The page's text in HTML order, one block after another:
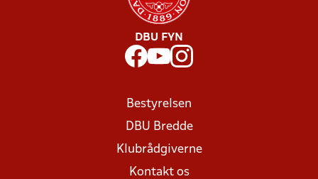
DBU FYN
Bestyrelsen
DBU Bredde
Klubrådgiverne
Kontakt os